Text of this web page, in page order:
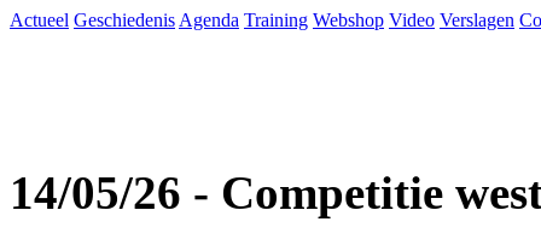
Actueel Geschiedenis Agenda Training Webshop Video Verslagen
14/05/26 - Competitie